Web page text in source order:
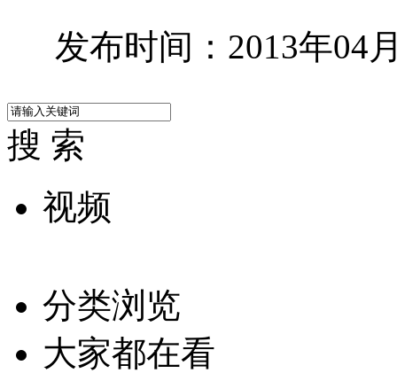
发布时间：2013年04
搜 索
视频
分类浏览
大家都在看